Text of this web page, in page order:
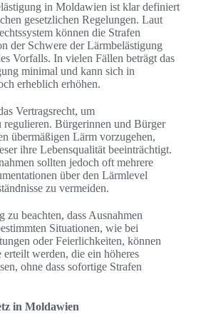
in Moldawien ist klar definiert
gesetzlichen Regelungen. Laut
können die Strafen
der Schwere der Lärmbelästigung
Vorfalls. In vielen Fällen beträgt das
minimal und kann sich in
erheblich erhöhen.
Vertragsrecht, um
regulieren. Bürgerinnen und Bürger
übermäßigen Lärm vorzugehen,
ihre Lebensqualität beeinträchtigt.
sollten jedoch oft mehrere
über den Lärmlevel
zu vermeiden.
zu beachten, dass Ausnahmen
Situationen, wie bei
oder Feierlichkeiten, können
erteilt werden, die ein höheres
ohne dass sofortige Strafen
in Moldawien